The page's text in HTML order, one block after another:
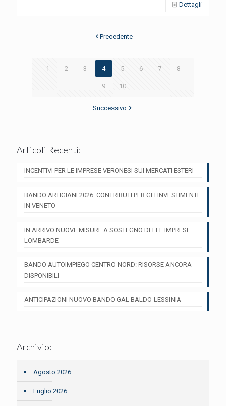
Dettagli
Precedente
1 2 3 4 5 6 7 8
9 10
Successivo
Articoli Recenti:
INCENTIVI PER LE IMPRESE VERONESI SUI MERCATI ESTERI
BANDO ARTIGIANI 2026: CONTRIBUTI PER GLI INVESTIMENTI
IN VENETO
IN ARRIVO NUOVE MISURE A SOSTEGNO DELLE IMPRESE
LOMBARDE
BANDO AUTOIMPIEGO CENTRO-NORD: RISORSE ANCORA
DISPONIBILI
ANTICIPAZIONI NUOVO BANDO GAL BALDO-LESSINIA
Archivio:
Agosto 2026
Luglio 2026